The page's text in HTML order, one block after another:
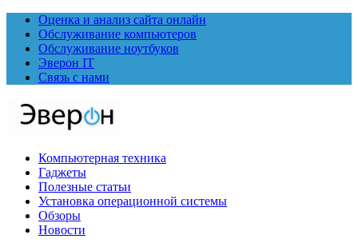
Оценка и анализ сайта онлайн
Обслуживание компьютеров
Обслуживание ноутбуков
Эверон IT
Связь с нами
Компьютерная техника
Гаджеты
Полезные статьи
Установка операционной системы
Обзоры
Новости